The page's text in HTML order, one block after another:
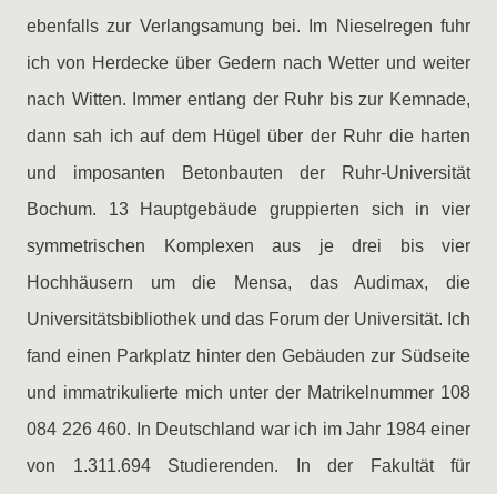
ebenfalls zur Verlangsamung bei. Im Nieselregen fuhr
ich von Herdecke über Gedern nach Wetter und weiter
nach Witten. Immer entlang der Ruhr bis zur Kemnade,
dann sah ich auf dem Hügel über der Ruhr die harten
und imposanten Betonbauten der Ruhr-Universität
Bochum. 13 Hauptgebäude gruppierten sich in vier
symmetrischen Komplexen aus je drei bis vier
Hochhäusern um die Mensa, das Audimax, die
Universitätsbibliothek und das Forum der Universität. Ich
fand einen Parkplatz hinter den Gebäuden zur Südseite
und immatrikulierte mich unter der Matrikelnummer 108
084 226 460. In Deutschland war ich im Jahr 1984 einer
von 1.311.694 Studierenden. In der Fakultät für